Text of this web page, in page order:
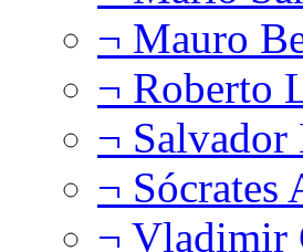
¬ Mauro
¬ Roberto
¬ Salvador
¬ Sócrates
¬ Vladimir